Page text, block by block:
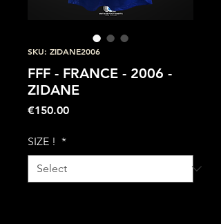
SKU: ZIDANE2006
FFF - FRANCE - 2006 -
ZIDANE
€150.00Price
SIZE ! *